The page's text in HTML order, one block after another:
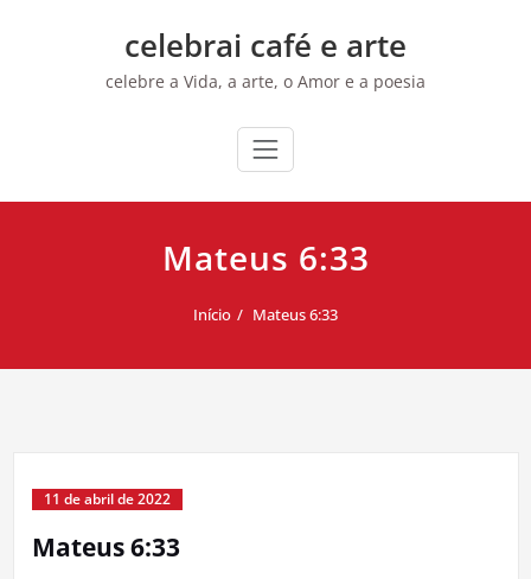
celebrai café e arte
celebre a Vida, a arte, o Amor e a poesia
Mateus 6:33
Início Mateus 6:33
11 de abril de 2022
Mateus 6:33